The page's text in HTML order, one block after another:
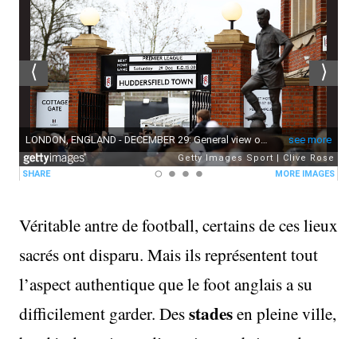
Véritable antre de football, certains de ces lieux
sacrés ont disparu. Mais ils représentent tout
l’aspect authentique que le foot anglais a su
difficilement garder. Desstadesen pleine ville,